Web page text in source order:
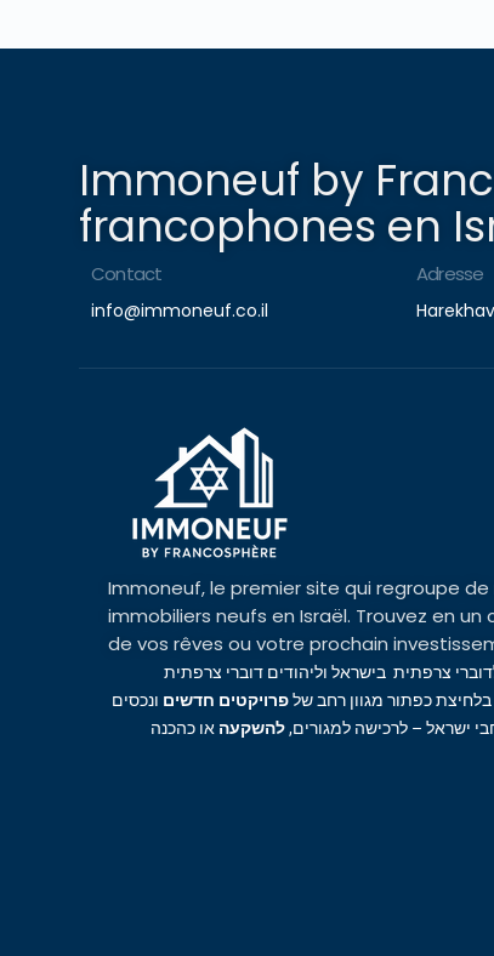
Immoneuf by
francophones en
Contact
info@immoneuf.co.il
Adresse
Immoneuf, le premier site qui regroupe
immobiliers neufs en Israël. Trouvez en un
de vos rêves ou votre prochain
צרפתית בישראל וליהודים דוברי צרפתית
כפתור מגוון רחב שלפרויקטים חדשים ונכסים
ישראל – לרכישה למגורים,להשקעה או כהכנה